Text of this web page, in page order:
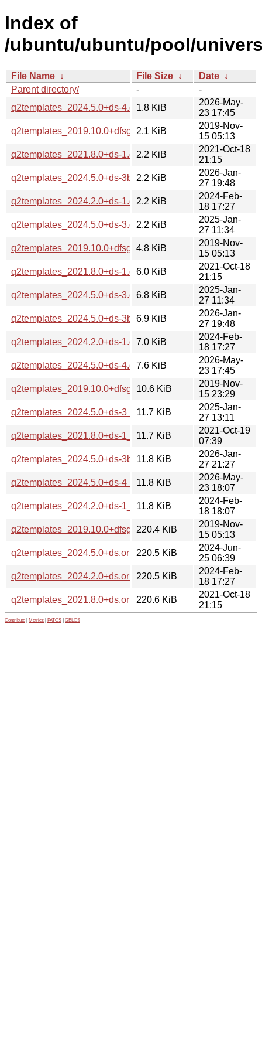
Index of
/ubuntu/ubuntu/pool/
File Name ↓ File Size ↓ Date ↓
Parent directory/
-
-
q2templates_2024.5.0+ds-4.dsc1.8 KiB
2026-May-
23 17:45
q2templates_2019.10.0+dfsg-1.dsc
2.1 KiB
2019-Nov-
15 05:13
q2templates_2021.8.0+ds-1.dsc2.2 KiB
2021-Oct-18
21:15
q2templates_2024.5.0+ds-3build1.dsc
2.2 KiB
2026-Jan-
27 19:48
q2templates_2024.2.0+ds-1.dsc2.2 KiB
2024-Feb-
18 17:27
q2templates_2024.5.0+ds-3.dsc2.2 KiB
2025-Jan-
27 11:34
q2templates_2019.10.0+dfsg-1.debian.tar.xz
4.8 KiB
2019-Nov-
15 05:13
q2templates_2021.8.0+ds-1.debian.tar.xz
6.0 KiB
2021-Oct-18
21:15
q2templates_2024.5.0+ds-3.debian.tar.xz
6.8 KiB
2025-Jan-
27 11:34
q2templates_2024.5.0+ds-3build1.debian.tar.xz
6.9 KiB
2026-Jan-
27 19:48
q2templates_2024.2.0+ds-1.debian.tar.xz
7.0 KiB
2024-Feb-
18 17:27
q2templates_2024.5.0+ds-4.debian.tar.xz
7.6 KiB
2026-May-
23 17:45
q2templates_2019.10.0+dfsg-1_all.deb
10.6 KiB
2019-Nov-
15 23:29
q2templates_2024.5.0+ds-3_all.deb
11.7 KiB
2025-Jan-
27 13:11
q2templates_2021.8.0+ds-1_all.deb
11.7 KiB
2021-Oct-19
07:39
q2templates_2024.5.0+ds-3build1_all.deb
11.8 KiB
2026-Jan-
27 21:27
q2templates_2024.5.0+ds-4_all.deb
11.8 KiB
2026-May-
23 18:07
q2templates_2024.2.0+ds-1_all.deb
11.8 KiB
2024-Feb-
18 18:07
q2templates_2019.10.0+dfsg.orig.tar.xz
220.4 KiB
2019-Nov-
15 05:13
q2templates_2024.5.0+ds.orig.tar.xz
220.5 KiB
2024-Jun-
25 06:39
q2templates_2024.2.0+ds.orig.tar.xz
220.5 KiB
2024-Feb-
18 17:27
q2templates_2021.8.0+ds.orig.tar.xz
220.6 KiB
2021-Oct-18
21:15
Contribute Metrics PATOS GELOS